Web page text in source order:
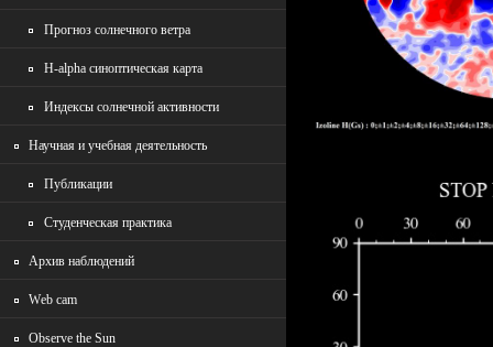
Прогноз солнечного ветра
H-alpha синоптическая карта
Индексы солнечной активности
Научная и учебная деятельность
Публикации
Студенческая практика
Архив наблюдений
Wеb cam
Observe the Sun